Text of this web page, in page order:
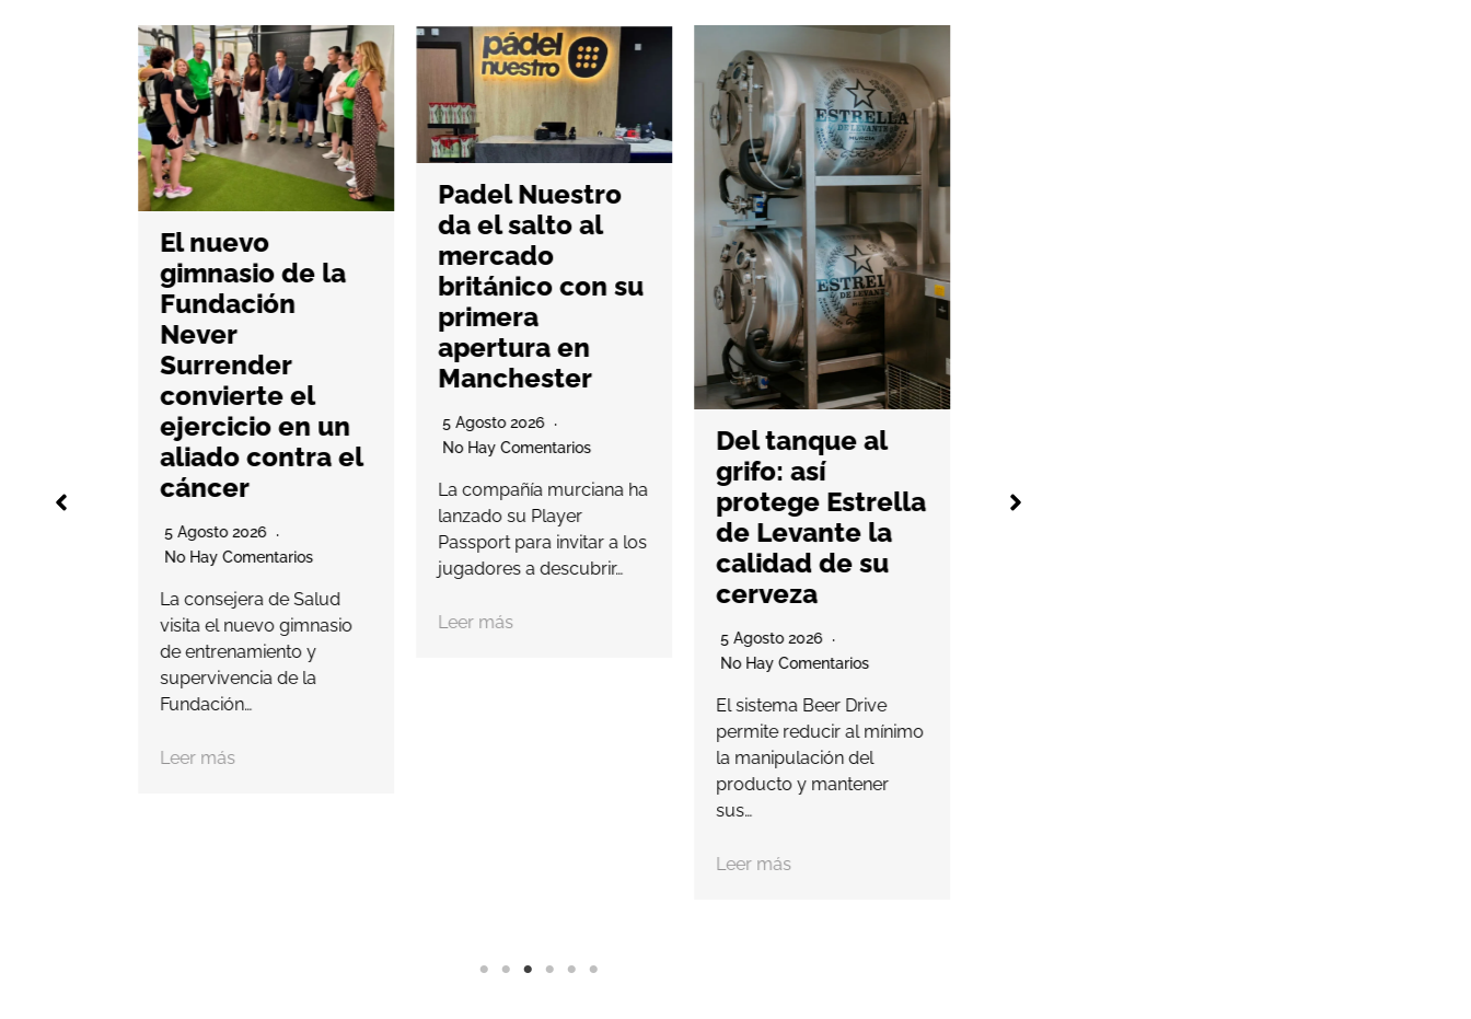
El nuevo
gimnasio de la
Fundación
Never
Surrender
convierte el
ejercicio en un
aliado contra el
cáncer
5 Agosto 2026
No Hay Comentarios
La consejera de Salud
visita el nuevo gimnasio
de entrenamiento y
supervivencia de la
Fundación…
Leer más
Padel Nuestro
da el salto al
mercado
británico con su
primera
apertura en
Manchester
5 Agosto 2026
No Hay Comentarios
La compañía murciana ha
lanzado su Player
Passport para invitar a los
jugadores a descubrir…
Leer más
Del tanque al
grifo: así
protege Estrella
de Levante la
calidad de su
cerveza
5 Agosto 2026
No Hay Comentarios
El sistema Beer Drive
permite reducir al mínimo
la manipulación del
producto y mantener
sus…
Leer más
proyecto en Punta Cana,…